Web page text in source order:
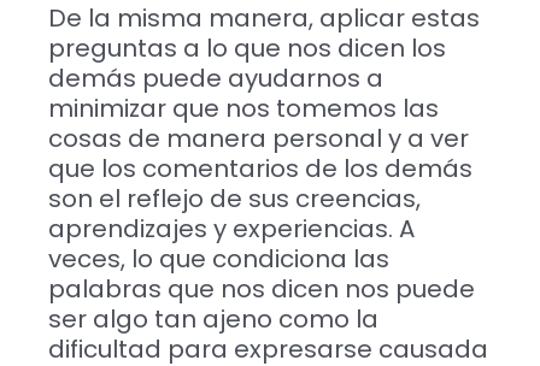
De la misma manera, aplicar estas
preguntas a lo que nos dicen los
demás puede ayudarnos a
minimizar que nos tomemos las
cosas de manera personal y a ver
que los comentarios de los demás
son el reflejo de sus creencias,
aprendizajes y experiencias. A
veces, lo que condiciona las
palabras que nos dicen nos puede
ser algo tan ajeno como la
dificultad para expresarse causada